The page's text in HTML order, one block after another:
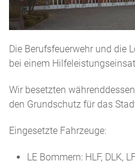
Die Berufsfeuerwehr und die
bei einem
Wir besetzten
den Grundschutz für das
Eingesetzte Fahrzeuge:
LE Bommern: HLF, DLK,